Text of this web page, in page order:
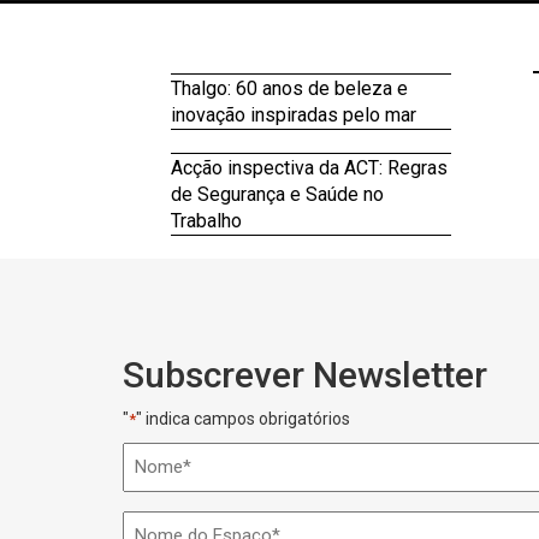
Thalgo: 60 anos de beleza e
inovação inspiradas pelo mar
Acção inspectiva da ACT: Regras
de Segurança e Saúde no
Trabalho
Subscrever Newsletter
"*" indica campos obrigatórios
Nome
Nome